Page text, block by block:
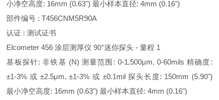
小净空高度: 16mm (0.63") 最小样本直径: 4mm (0.16")
部件编号 : T456CNM5R90A
认证 : 测试证书
Elcometer 456 涂层测厚仪 90°迷你探头 - 量程 1
基板探针: 非铁基 (N) 测量范围: 0-1,500μm, 0-60mils 精确度:
±1-3% 或 ±2.5μm, ±1-3% 或 ±0.1mil 探头长度: 150mm (5.90")
最小净空高度: 16mm (0.63") 最小样本直径: 4mm (0.16")